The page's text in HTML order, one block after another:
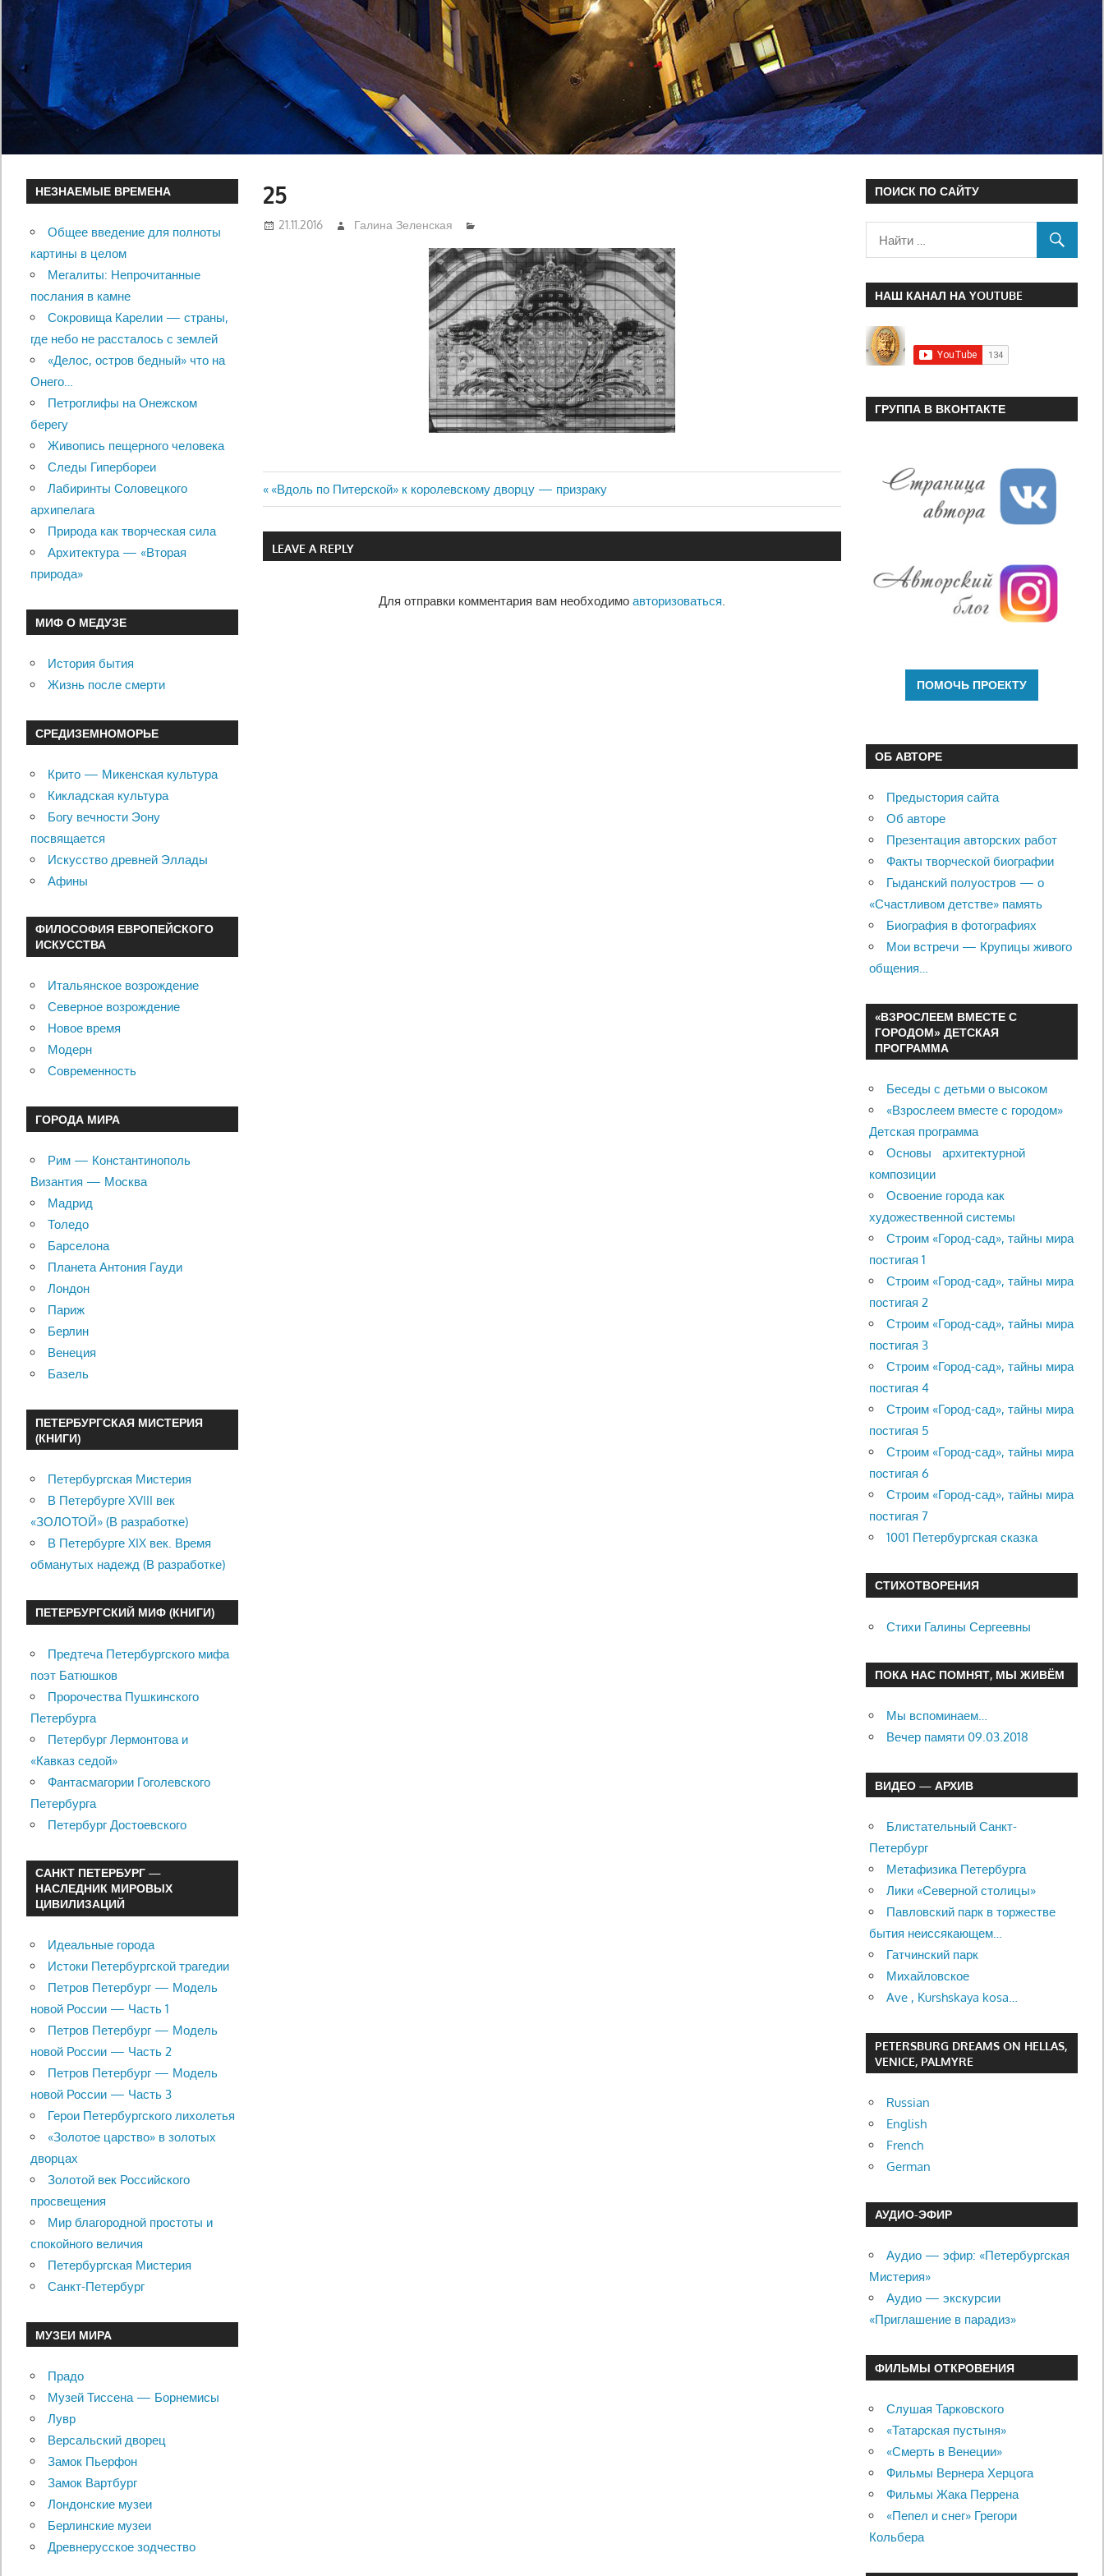
25
21.11.2016 Галина Зеленская
Навигация
по
Previous
Post:
«Вдоль по Питерской» к королевскому дворцу — призраку
LEAVE A REPLY
Для отправки комментария вам необходимо авторизоваться.
НЕЗНАЕМЫЕ ВРЕМЕНА
Общее введение для полноты
картины в целом
Мегалиты: Непрочитанные
послания в камне
Сокровища Карелии — страны,
где небо не рассталось с землей
«Делос, остров бедный» что на
Онего…
Петроглифы на Онежском
берегу
Живопись пещерного человека
Следы Гипербореи
Лабиринты Соловецкого
архипелага
Природа как творческая сила
Архитектура — «Вторая
природа»
МИФ О МЕДУЗЕ
История бытия
Жизнь после смерти
СРЕДИЗЕМНОМОРЬЕ
Крито — Микенская культура
Кикладская культура
Богу вечности Эону
посвящается
Искусство древней Эллады
Афины
ФИЛОСОФИЯ ЕВРОПЕЙСКОГО
ИСКУССТВА
Итальянское возрождение
Северное возрождение
Новое время
Модерн
Современность
ГОРОДА МИРА
Рим — Константинополь
Византия — Москва
Мадрид
Толедо
Барселона
Планета Антония Гауди
Лондон
Париж
Берлин
Венеция
Базель
ПЕТЕРБУРГСКАЯ МИСТЕРИЯ
(КНИГИ)
Петербургская Мистерия
В Петербурге XVIII век
«ЗОЛОТОЙ» (В разработке)
В Петербурге XIX век. Время
обманутых надежд (В разработке)
ПЕТЕРБУРГСКИЙ МИФ (КНИГИ)
Предтеча Петербургского мифа
поэт Батюшков
Пророчества Пушкинского
Петербурга
Петербург Лермонтова и
«Кавказ седой»
Фантасмагории Гоголевского
Петербурга
Петербург Достоевского
САНКТ ПЕТЕРБУРГ —
НАСЛЕДНИК МИРОВЫХ
ЦИВИЛИЗАЦИЙ
Идеальные города
Истоки Петербургской трагедии
Петров Петербург — Модель
новой России — Часть 1
Петров Петербург — Модель
новой России — Часть 2
Петров Петербург — Модель
новой России — Часть 3
Герои Петербургского лихолетья
«Золотое царство» в золотых
дворцах
Золотой век Российского
просвещения
Мир благородной простоты и
спокойного величия
Петербургская Мистерия
Санкт-Петербург
МУЗЕИ МИРА
Прадо
Музей Тиссена — Борнемисы
Лувр
Версальский дворец
Замок Пьерфон
Замок Вартбург
Лондонские музеи
Берлинские музеи
Древнерусское зодчество
ПОИСК ПО САЙТУ
НАШ КАНАЛ НА YOUTUBE
ГРУППА В ВКОНТАКТЕ
ОБ АВТОРЕ
Предыстория сайта
Об авторе
Презентация авторских работ
Факты творческой биографии
Гыданский полуостров — о
«Счастливом детстве» память
Биография в фотографиях
Мои встречи — Крупицы живого
общения…
«ВЗРОСЛЕЕМ ВМЕСТЕ С
ГОРОДОМ» ДЕТСКАЯ
ПРОГРАММА
Беседы с детьми о высоком
«Взрослеем вместе с городом»
Детская программа
Основы архитектурной
композиции
Освоение города как
художественной системы
Строим «Город-сад», тайны мира
постигая 1
Строим «Город-сад», тайны мира
постигая 2
Строим «Город-сад», тайны мира
постигая 3
Строим «Город-сад», тайны мира
постигая 4
Строим «Город-сад», тайны мира
постигая 5
Строим «Город-сад», тайны мира
постигая 6
Строим «Город-сад», тайны мира
постигая 7
1001 Петербургская сказка
СТИХОТВОРЕНИЯ
Стихи Галины Сергеевны
ПОКА НАС ПОМНЯТ, МЫ ЖИВЁМ
Мы вспоминаем…
Вечер памяти 09.03.2018
ВИДЕО — АРХИВ
Блистательный Санкт-
Петербург
Метафизика Петербурга
Лики «Северной столицы»
Павловский парк в торжестве
бытия неиссякающем…
Гатчинский парк
Михайловское
Ave , Kurshskaya kosa…
PETERSBURG DREAMS ON HELLAS,
VENICE, PALMYRE
Russian
English
French
German
АУДИО-ЭФИР
Аудио — эфир: «Петербургская
Мистерия»
Аудио — экскурсии
«Приглашение в парадиз»
ФИЛЬМЫ ОТКРОВЕНИЯ
Слушая Тарковского
«Татарская пустыня»
«Смерть в Венеции»
Фильмы Вернера Херцога
Фильмы Жака Перрена
«Пепел и снег» Грегори
Кольбера